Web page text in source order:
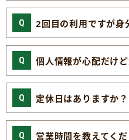
2回目の利用ですが身
個人情報が心配だけ
定休日はありますか？
営業時間を教えてく